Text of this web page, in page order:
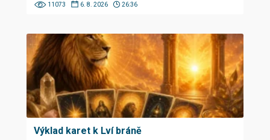
11073 6. 8. 2026 26:36
Výklad karet k Lví bráně